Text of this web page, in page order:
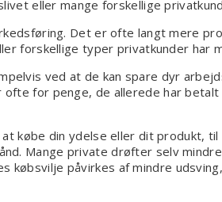
eller mange forskellige
Det er ofte langt mere
forskellige typer privatkunder har
ved at de kan spare dyr
for penge, de allerede har betalt
købe din ydelse eller dit produkt,
Mange private drøfter selv
påvirkes af mindre